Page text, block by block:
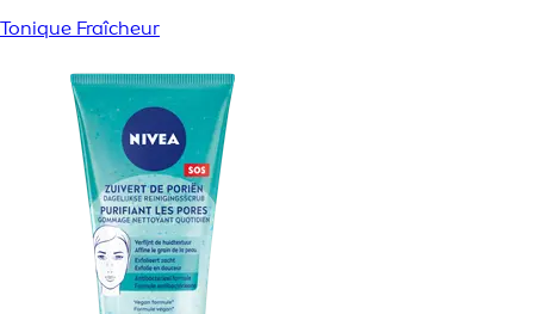
Tonique Fraîcheur